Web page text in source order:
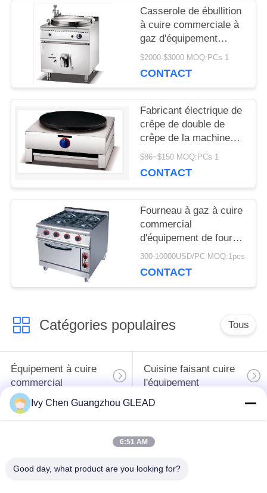
QUALITÉ
NOUVELLES
DEMANDEZ
UN DEVIS
PLAN
POLICY
Casserole de ébullition
à cuire commerciale à
gaz d'équipement
d'acier inoxydable de
soupe
$2000-$3000 MOQ:PCs 1
CONTACT
Fabricant électrique de
crêpe de double de
crêpe de la machine
solides solubles
commercial de
$86~$150 MOQ:PCs 1
CONTACT
Fourneau à gaz à cuire
commercial
d'équipement de four
électrique argenté avec
300-10000USD/PC MOQ:1pcs
CONTACT
Catégories populaires Tous
Équipement à cuire
commercial
Cuisine faisant cuire
l'équipement
Machines de
denrées alimentaires
alimentaires
Ivy Chen Guangzhou GLEAD
6:51 AM
Good day, what product are you looking for?